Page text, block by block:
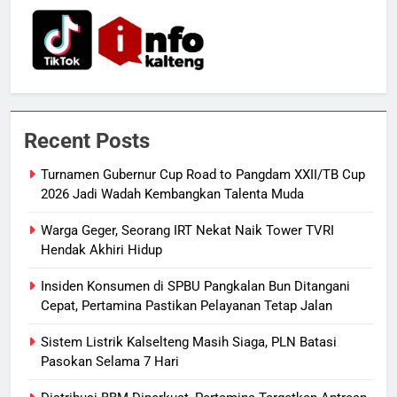
Recent Posts
Turnamen Gubernur Cup Road to Pangdam XXII/TB Cup
2026 Jadi Wadah Kembangkan Talenta Muda
Warga Geger, Seorang IRT Nekat Naik Tower TVRI
Hendak Akhiri Hidup
Insiden Konsumen di SPBU Pangkalan Bun Ditangani
Cepat, Pertamina Pastikan Pelayanan Tetap Jalan
Sistem Listrik Kalselteng Masih Siaga, PLN Batasi
Pasokan Selama 7 Hari
Dugaan Korupsi Dana Hibah
Pilkada Rp40 Miliar
HUKUM DAN KRIMINAL
Presiden Prabowo Minta Bahlil
Listrik di Kalsel-Teng
8
Sudarsono: Keberhasilan APBD
Bukan Sekadar Hemat Anggaran
Turnamen Gubernur Cup Road to
Pangdam XXII/TB Cup 2026 Jadi
SPORTS